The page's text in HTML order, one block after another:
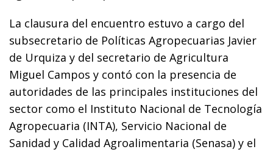
La clausura del encuentro estuvo a cargo del
subsecretario de Políticas Agropecuarias Javier
de Urquiza y del secretario de Agricultura
Miguel Campos y contó con la presencia de
autoridades de las principales instituciones del
sector como el Instituto Nacional de Tecnología
Agropecuaria (INTA), Servicio Nacional de
Sanidad y Calidad Agroalimentaria (Senasa) y el